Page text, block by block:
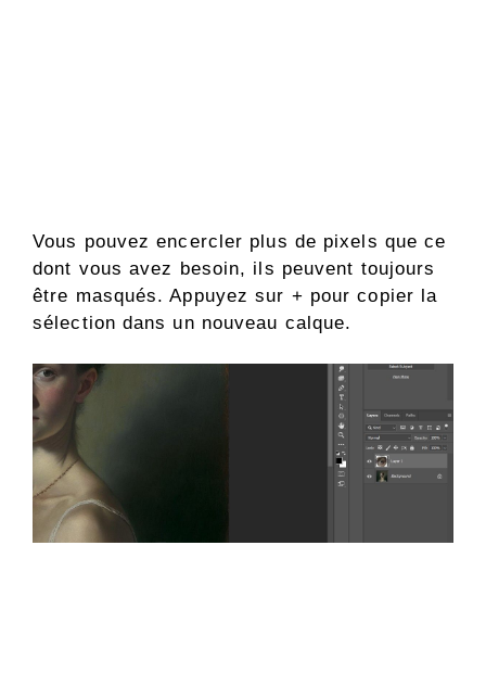
Vous pouvez encercler plus de pixels que ce
dont vous avez besoin, ils peuvent toujours
être masqués. Appuyez sur + pour copier la
sélection dans un nouveau calque.